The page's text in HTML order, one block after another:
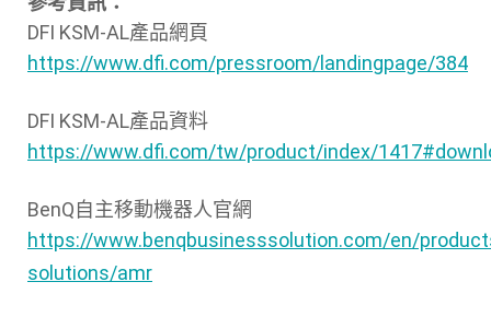
DFI KSM-AL產品網頁
https://www.dfi.com/pressroom/landingpage/384
DFI KSM-AL產品資料
https://www.dfi.com/tw/product/index/
BenQ自主移動機器人官網
https://www.benqbusinesssolution.com/en/
solutions/amr